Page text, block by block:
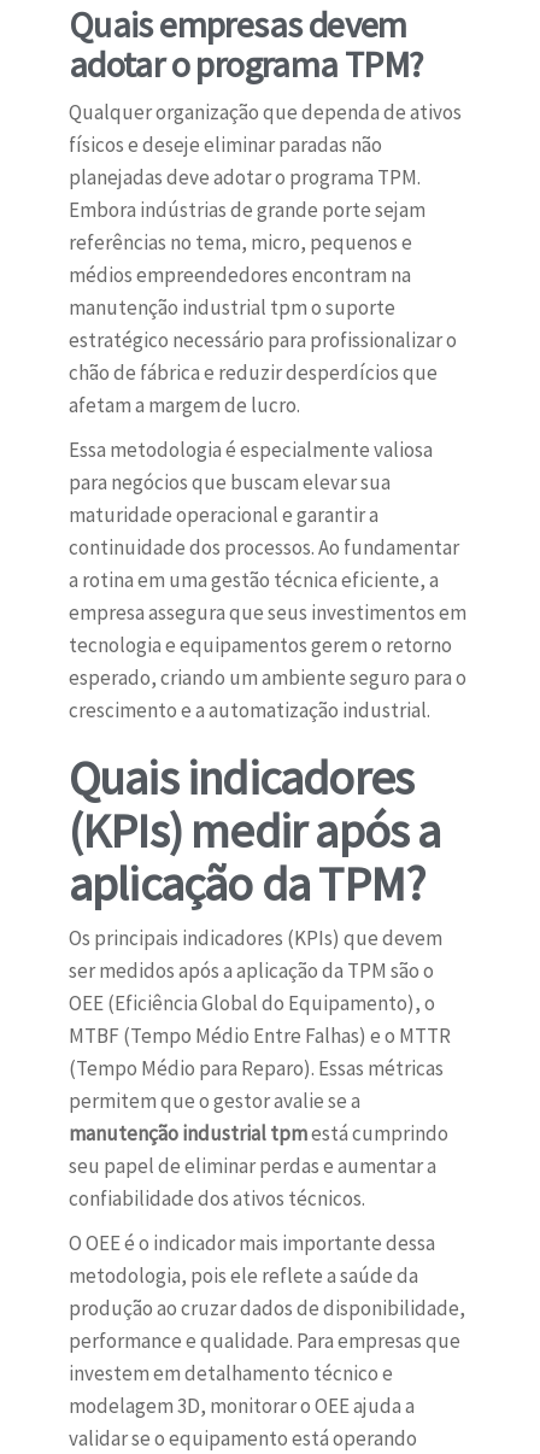
Quais empresas devem
adotar o programa TPM?
Qualquer organização que dependa de ativos
físicos e deseje eliminar paradas não
planejadas deve adotar o programa TPM.
Embora indústrias de grande porte sejam
referências no tema, micro, pequenos e
médios empreendedores encontram na
manutenção industrial tpm o suporte
estratégico necessário para profissionalizar o
chão de fábrica e reduzir desperdícios que
afetam a margem de lucro.
Essa metodologia é especialmente valiosa
para negócios que buscam elevar sua
maturidade operacional e garantir a
continuidade dos processos. Ao fundamentar
a rotina em uma gestão técnica eficiente, a
empresa assegura que seus investimentos em
tecnologia e equipamentos gerem o retorno
esperado, criando um ambiente seguro para o
crescimento e a automatização industrial.
Quais indicadores
(KPIs) medir após a
aplicação da TPM?
Os principais indicadores (KPIs) que devem
ser medidos após a aplicação da TPM são o
OEE (Eficiência Global do Equipamento), o
MTBF (Tempo Médio Entre Falhas) e o MTTR
(Tempo Médio para Reparo). Essas métricas
permitem que o gestor avalie se a
manutenção industrial tpmestá cumprindo
seu papel de eliminar perdas e aumentar a
confiabilidade dos ativos técnicos.
O OEE é o indicador mais importante dessa
metodologia, pois ele reflete a saúde da
produção ao cruzar dados de disponibilidade,
performance e qualidade. Para empresas que
investem em detalhamento técnico e
modelagem 3D, monitorar o OEE ajuda a
validar se o equipamento está operando